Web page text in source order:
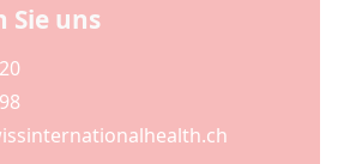
Sie uns